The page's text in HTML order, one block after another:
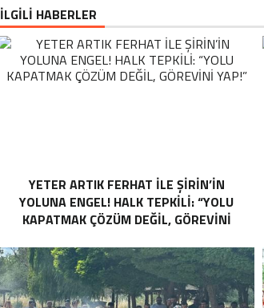
İLGİLİ HABERLER
YETER ARTIK FERHAT İLE ŞİRİN’İN
YOLUNA ENGEL! HALK TEPKİLİ: “YOLU
KAPATMAK ÇÖZÜM DEĞİL, GÖREVİNİ